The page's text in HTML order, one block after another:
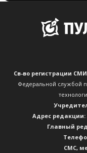
Св-во регистрации
Федеральной службой
Адрес редакции:
Главный
CМС,